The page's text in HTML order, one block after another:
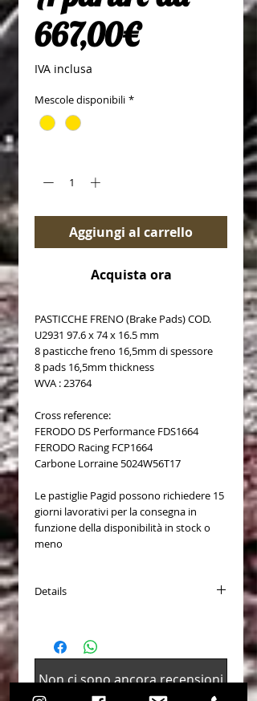
667,00€Prezzo
IVA inclusa
Mescole disponibili *
Aggiungi al carrello
Acquista ora
PASTICCHE FRENO (Brake Pads) COD.
U2931 97.6 x 74 x 16.5 mm
8 pasticche freno 16,5mm di spessore
8 pads 16,5mm thickness
WVA : 23764
Cross reference:
FERODO DS Performance FDS1664
FERODO Racing FCP1664
Carbone Lorraine 5024W56T17
Le pastiglie Pagid possono richiedere 15
giorni lavorativi per la consegna in
funzione della disponibilità in stock o
meno
Details
Disponibili per (Available for):
- Audi RS4 front calipers
- Audi RS5 front calipers
Non ci sono ancora recensioni